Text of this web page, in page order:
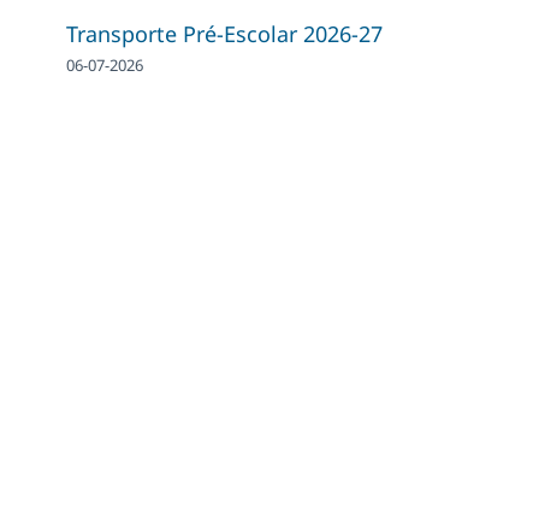
Transporte Pré-Escolar 2026-27
06-07-2026